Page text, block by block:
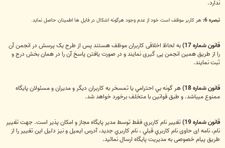
ندارد.
تبصره 6: هر کاربر موظف است خود از عدم وجود هرگونه اشکال در فایل ها اطمینان حاصل نماید.
قانون شماره 17)
به لحاظ اخلاقی کاربران موظف هستند پس از طرح یک پرسش در انجمن آن
را از طریق همین انجمن پی گیری نمایند و در صورت یافتن پاسخ آن را در همان بخش درج و
ثبت نمایند.
قانون شماره 18)
هر گونه بي احترامي یا تمسخر به كاربران ديگر و مديران و مسئولان پایگاه
ممنوع میباشد. و طبق قوانین با متخلف برخورد خواهد شد.
قانون شماره 19)
تغيير نام كاربري فقط توسط مدير پايگاه مجاز و امکان پذیر است. جهت تغییر
نام، نامه ای حاوی نام كاربري قبلي ، نام كاربري جديد، آدرس ايميل و نیز دلیل این تغییر را از
طریق پیام خصوصی به مدیریت پایگاه ارسال نمائید.